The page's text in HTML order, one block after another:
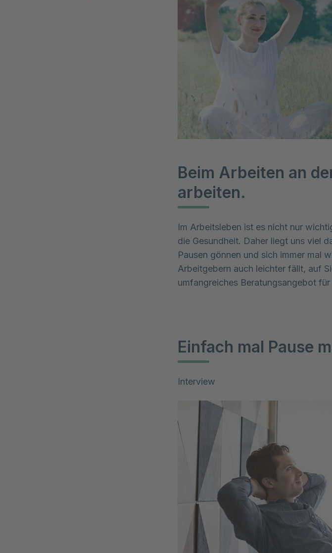
Beim Arbeiten an
arbeiten.
Im Arbeitsleben ist es nicht nur
die Gesundheit. Daher liegt uns viel
Pausen gönnen und sich immer mal
Arbeitgebern auch leichter fällt, auf
umfangreiches Beratungsangebot
Einfach mal Pause
Interview